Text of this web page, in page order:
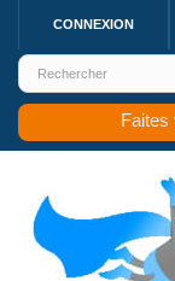
CONNEXION
Faites